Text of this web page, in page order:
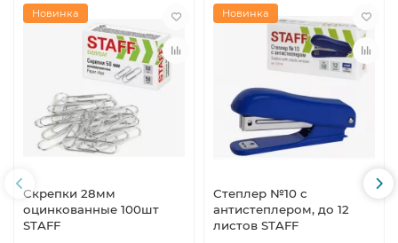
Новинка
Скрепки 28мм
оцинкованные 100шт
STAFF
Новинка
Степлер №10 с
антистеплером, до 12
листов STAFF